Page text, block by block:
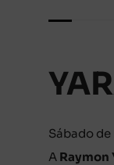
Sábado
A Raymon